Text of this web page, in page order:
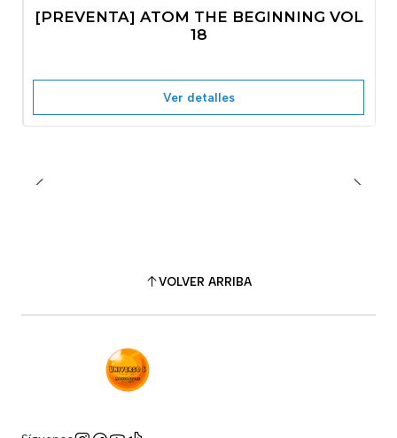
[PREVENTA] ATOM THE BEGINNING VOL
18
Ver detalles
VOLVER ARRIBA